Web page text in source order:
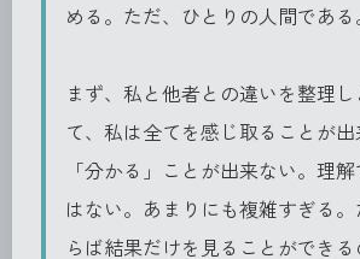
める。ただ、ひとりの人間である
まず、私と他者との違いを整理
て、私は全てを感じ取ることが
「分かる」ことが出来ない。理
はない。あまりにも複雑すぎる
らば結果だけを見ることができ